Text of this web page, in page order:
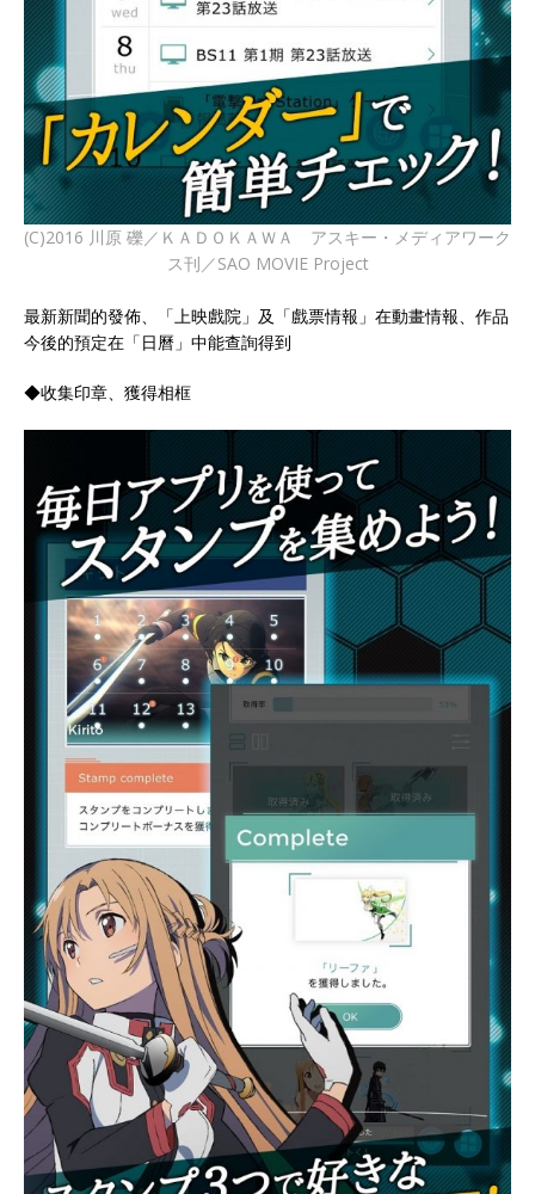
(C)2016 川原 礫／ＫＡＤＯＫＡＷＡ アスキー・メディアワーク
ス刊／SAO MOVIE Project
最新新聞的發佈、「上映戲院」及「戲票情報」在動畫情報、作品
今後的預定在「日曆」中能查詢得到
◆收集印章、獲得相框